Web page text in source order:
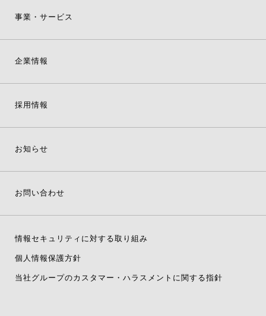
事業・サービス
企業情報
採用情報
お知らせ
お問い合わせ
情報セキュリティに対する取り組み
個人情報保護方針
当社グループのカスタマー・ハラスメントに関する指針